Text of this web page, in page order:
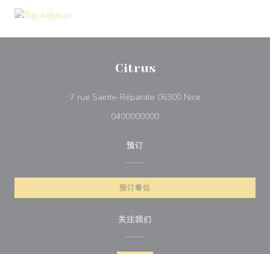
Citrus
7 rue Sainte-Réparate 06300 Nice((在新窗口中打开))
0400000000
预订
预订餐位
关注我们